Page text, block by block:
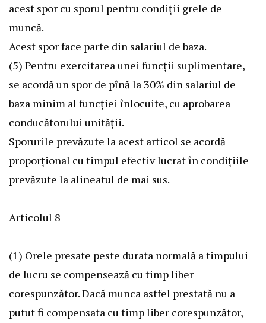
acest spor cu sporul pentru condiţii grele de
muncă.
Acest spor face parte din salariul de baza.
(5) Pentru exercitarea unei funcţii suplimentare,
se acordă un spor de pînă la 30% din salariul de
baza minim al funcţiei înlocuite, cu aprobarea
conducătorului unităţii.
Sporurile prevăzute la acest articol se acordă
proporţional cu timpul efectiv lucrat în condiţiile
prevăzute la alineatul de mai sus.
Articolul 8
(1) Orele presate peste durata normală a timpului
de lucru se compensează cu timp liber
corespunzător. Dacă munca astfel prestată nu a
putut fi compensata cu timp liber corespunzător,